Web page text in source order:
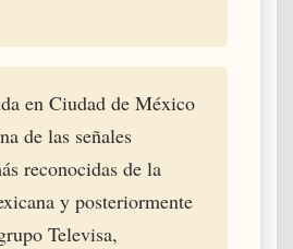
en Ciudad de México
de las señales
reconocidas de la
y posteriormente
Televisa,